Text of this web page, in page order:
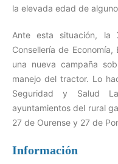
la elevada edad de
Ante esta situación,
Consellería de
una nueva campaña
manejo del tractor. Lo
Seguridad y Salud
ayuntamientos del rural
27 de Ourense y 27 de
Información